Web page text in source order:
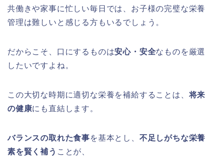
共働きや家事に忙しい毎日では、お子様の完璧な栄養
管理は難しいと感じる方もいるでしょう。
だからこそ、口にするものは安心・安全なものを厳選
したいですよね。
この大切な時期に適切な栄養を補給することは、将来
の健康にも直結します。
バランスの取れた食事を基本とし、 不足しがちな栄養
素を賢く補う ことが、